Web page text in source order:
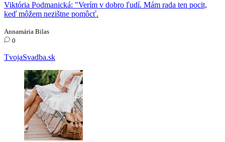
Viktória Podmanická: "Verím v dobro ľudí. Mám rada ten pocit,
keď môžem nezištne pomôcť.
Annamária Bilas
0
TvojaSvadba.sk